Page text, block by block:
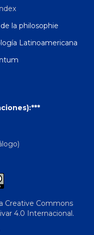
la philosophie
Latinoamericana
Creative Commons
4.0 Internacional.